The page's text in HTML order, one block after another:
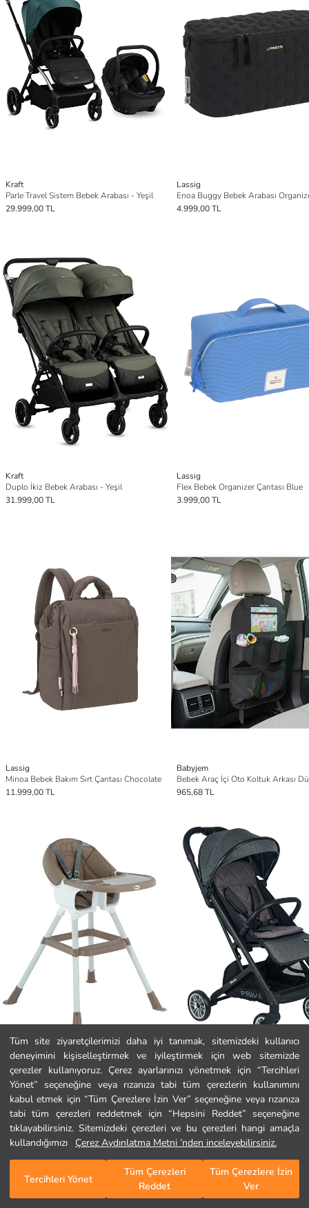
Tüm site ziyaretçilerimizi daha iyi tanımak, sitemizdeki kullanıcı
deneyimini kişiselleştirmek ve iyileştirmek için web sitemizde
çerezler kullanıyoruz. Çerez ayarlarınızı yönetmek için “Tercihleri
Yönet” seçeneğine veya rızanıza tabi tüm çerezlerin kullanımını
kabul etmek için “Tüm Çerezlere İzin Ver” seçeneğine veya rızanıza
tabi tüm çerezleri reddetmek için “Hepsini Reddet” seçeneğine
tıklayabilirsiniz. Sitemizdeki çerezleri ve bu çerezleri hangi amaçla
kullandığımızı
Çerez Aydınlatma Metni ’nden inceleyebilirsiniz.
Tercihleri Yönet
Tüm Çerezleri
Reddet
Tüm Çerezlere İzin
Ver
Ana Sayfa
Kategoriler
Sepetim
Kraft
Parle Travel Sistem Bebek Arabası - Yeşil
29.999,00 TL
Lassig
4.999,00 TL
Kraft
Duplo İkiz Bebek Arabası - Yeşil
31.999,00 TL
Lassig
Flex Bebek Organizer Çantası Blue
3.999,00 TL
Lassig
Minoa Bebek Bakım Sırt Çantası Chocolate
11.999,00 TL
Babyjem
965,68 TL
Kraft
Tapas Mama Sandalyesi - Kahverengi
2.199,00 TL
Prava
Stone Lüks Tek Yönlü Bebek
8.999,00 TL
/